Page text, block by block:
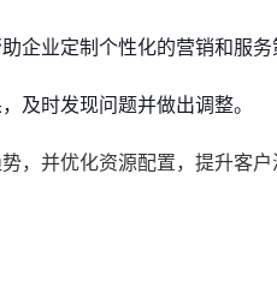
企业定制个性化的营销和服务
及时发现问题并做出调整。
，并优化资源配置，提升客